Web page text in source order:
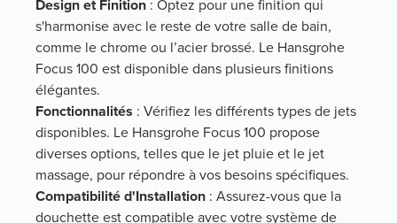
Design et Finition : Optez pour une finition qui
s'harmonise avec le reste de votre salle de bain,
comme le chrome ou l’acier brossé. Le Hansgrohe
Focus 100 est disponible dans plusieurs finitions
élégantes.
Fonctionnalités : Vérifiez les différents types de jets
disponibles. Le Hansgrohe Focus 100 propose
diverses options, telles que le jet pluie et le jet
massage, pour répondre à vos besoins spécifiques.
Compatibilité d'Installation : Assurez-vous que la
douchette est compatible avec votre système de